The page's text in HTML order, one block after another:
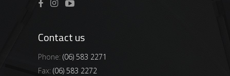
Contact us
Phone: (06) 583 2271
Fax: (06) 583 2272